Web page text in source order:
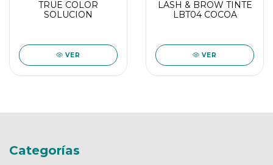
TRUE COLOR
SOLUCION
VER
LASH & BROW TINTE
LBT04 COCOA
VER
Categorías